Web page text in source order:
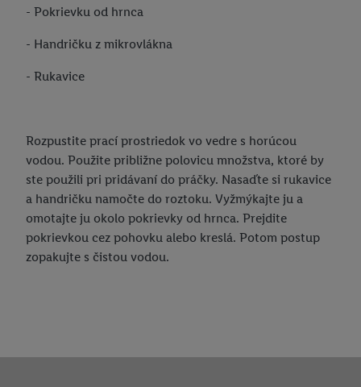
- Pokrievku od hrnca
- Handričku z mikrovlákna
- Rukavice
Rozpustite prací prostriedok vo vedre s horúcou
vodou. Použite približne polovicu množstva, ktoré by
ste použili pri pridávaní do práčky. Nasaďte si rukavice
a handričku namočte do roztoku. Vyžmýkajte ju a
omotajte ju okolo pokrievky od hrnca. Prejdite
pokrievkou cez pohovku alebo kreslá. Potom postup
zopakujte s čistou vodou.